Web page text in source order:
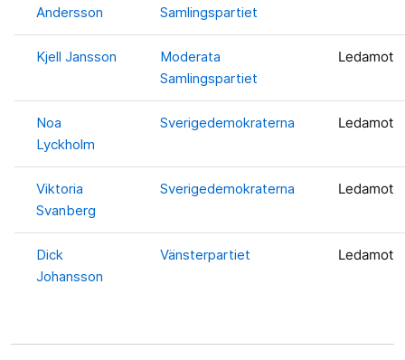
Andersson
Samlingspartiet
Kjell Jansson
Moderata
Samlingspartiet
Ledamot
Noa
Lyckholm
Sverigedemokraterna Ledamot
Viktoria
Svanberg
Sverigedemokraterna Ledamot
Dick
Johansson
Vänsterpartiet Ledamot